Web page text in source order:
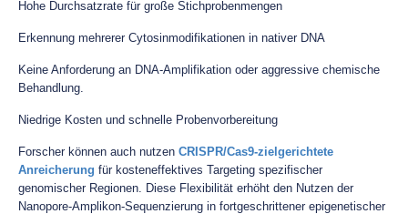
Hohe Durchsatzrate für große Stichprobenmengen
Erkennung mehrerer Cytosinmodifikationen in nativer DNA
Keine Anforderung an DNA-Amplifikation oder aggressive chemische
Behandlung.
Niedrige Kosten und schnelle Probenvorbereitung
Forscher können auch nutzen CRISPR/Cas9-zielgerichtete
Anreicherung für kosteneffektives Targeting spezifischer
genomischer Regionen. Diese Flexibilität erhöht den Nutzen der
Nanopore-Amplikon-Sequenzierung in fortgeschrittener epigenetischer